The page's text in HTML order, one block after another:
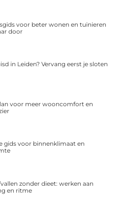
voor beter wonen en tuinieren
door
in Leiden? Vervang eerst je sloten
voor meer wooncomfort en
gids voor binnenklimaat en
zonder dieet: werken aan
en ritme